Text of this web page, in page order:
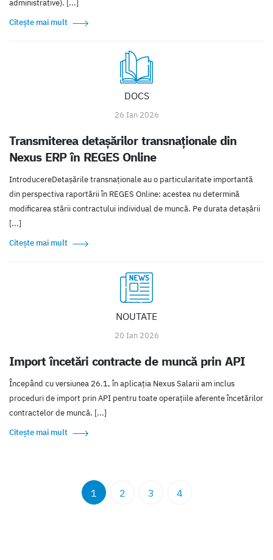
administrative). [...]
Citește mai mult
DOCS
26 Ian 2026
Transmiterea detașărilor transnaționale din
Nexus ERP în REGES Online
IntroducereDetașările transnaționale au o particularitate importantă
din perspectiva raportării în REGES Online: acestea nu determină
modificarea stării contractului individual de muncă. Pe durata detașării
[...]
Citește mai mult
NOUTATE
20 Ian 2026
Import încetări contracte de muncă prin API
Începând cu versiunea 26.1, în aplicația Nexus Salarii am inclus
proceduri de import prin API pentru toate operațiile aferente încetărilor
contractelor de muncă. [...]
Citește mai mult
1 2 3 4